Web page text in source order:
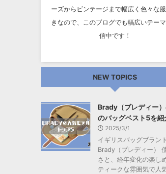
ーズからビンテージまで幅広く色々な
きなので、このブログでも幅広いテー
信中です！
NEW TOPICS
Brady（ブレディー
のバッグベスト5を紹
2025/3/1
イギリスバッグブラン
Brady（ブレディー）
さと、経年変化の楽し
ティークな雰囲気で人